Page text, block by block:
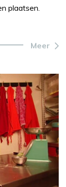
plaatsen.
Meer